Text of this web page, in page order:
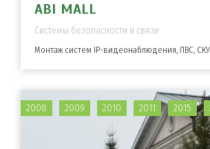
ABI MALL
Системы безопасности и связи
Монтаж систем IP-видеонаблюдения, ЛВС,
2008 2009 2010 2011 2015